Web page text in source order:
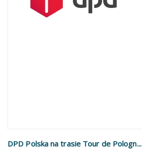
DPD Polska na trasie Tour de Pologn...